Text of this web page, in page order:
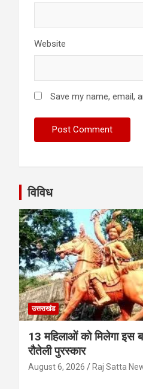
Website
Save my name, email,
विविध
उत्तराखंड
13 महिलाओं को मिलेगा इस
रौतेली पुरस्कार
August 6, 2026 Raj Satta